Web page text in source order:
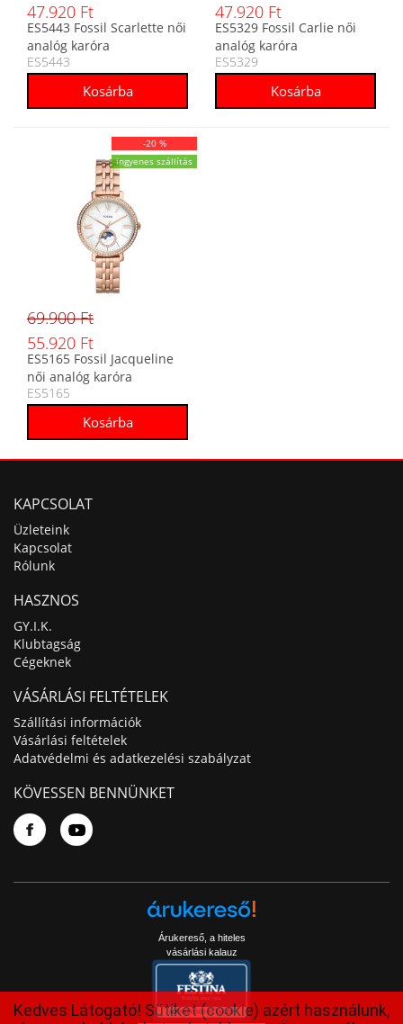
47.920 Ft
ES5443 Fossil Scarlette női
analóg karóra
ES5443
47.920 Ft
ES5329 Fossil Carlie női
analóg karóra
ES5329
-20 %
ingyenes szállítás
69.900 Ft
55.920 Ft
ES5165 Fossil Jacqueline
női analóg karóra
ES5165
KAPCSOLAT
Üzleteink
Kapcsolat
Rólunk
HASZNOS
GY.I.K.
Klubtagság
Cégeknek
VÁSÁRLÁSI FELTÉTELEK
Szállítási információk
Vásárlási feltételek
Adatvédelmi és adatkezelési szabályzat
KÖVESSEN BENNÜNKET
Árukereső, a hiteles
vásárlási kalauz
Kedves Látogató! Sütiket (cookie) azért használunk,